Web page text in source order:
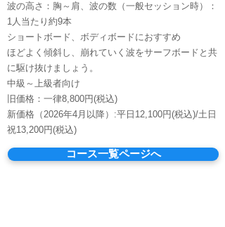
波の高さ：胸～肩、波の数（一般セッション時）：
1人当たり約9本
ショートボード、ボディボードにおすすめ
ほどよく傾斜し、崩れていく波をサーフボードと共
に駆け抜けましょう。
中級～上級者向け
旧価格：一律8,800円(税込)
新価格（2026年4月以降）:​平日12,100円(税込)/土日
祝13,200円(税込)
コース一覧ページへ